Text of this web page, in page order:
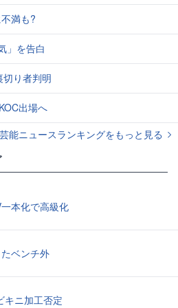
満も?
」を告白
切り者判明
出場へ
芸能ニュースランキングをもっと見る
本化で高級化
ベンチ外
キニ加工否定